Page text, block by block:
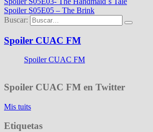
Spoiler S05E05 – The Brink
Buscar:
Spoiler CUAC FM
Spoiler CUAC FM
Spoiler CUAC FM en Twitter
Mis tuits
Etiquetas